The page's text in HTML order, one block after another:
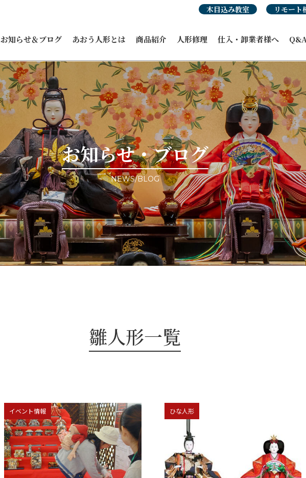
木目込み教室 リモート
お知らせ＆ブログ
お知らせ
節句人形豆知識
商品紹介
五月人形
ひな人形
人形修理・リメイク
メディア掲載
イベント情報
納品事例ブログ
2代目のブログ
あおう人形とは
あおう人形の強み
職人紹介・受賞歴
あおう人形の歴史
商品紹介
ひな人形
オーダーひな人形
五月人形
飾り馬
こいのぼり
正月飾り
お祝い・贈答品
コラボ商品・作品
お客様宅納品事例
人形修理 仕入・卸業者様へ
穂洲工房の強み
ひな人形カタログ
飾り馬カタログ
その他商品カタログ
Q&A
お知らせ・ブログ
NEWS/BLOG
雛人形一覧
イベント情報 ひな人形